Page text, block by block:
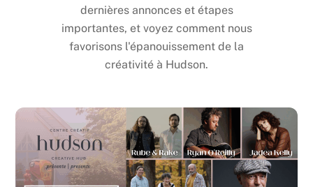
dernières annonces et étapes
importantes, et voyez comment nous
favorisons l'épanouissement de la
créativité à Hudson.